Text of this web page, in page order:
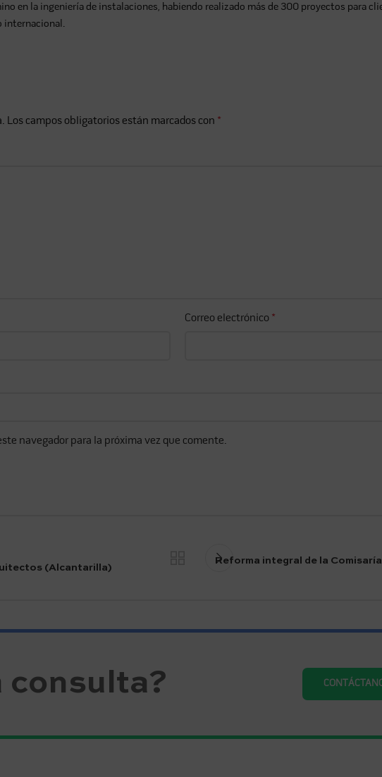
en la ingeniería de instalaciones, habiendo realizado más de 300 proyectos para
internacional.
Los campos obligatorios están marcados con *
Correo electrónico *
navegador para la próxima vez que comente.
(Alcantarilla)
Reforma integral de la
consulta?